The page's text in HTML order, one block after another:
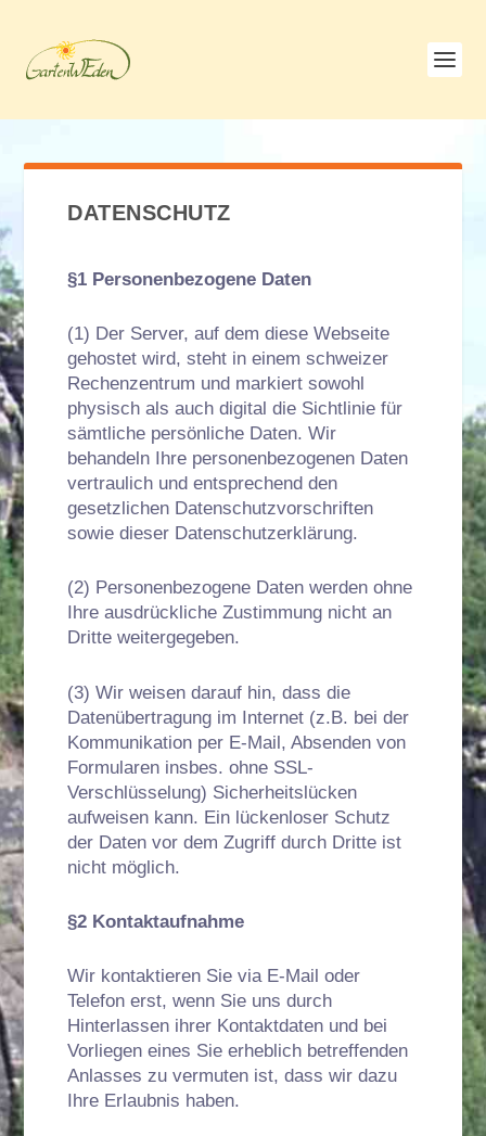
DATENSCHUTZ
§1 Personenbezogene Daten
(1) Der Server, auf dem diese Webseite
gehostet wird, steht in einem schweizer
Rechenzentrum und markiert sowohl
physisch als auch digital die Sichtlinie für
sämtliche persönliche Daten. Wir
behandeln Ihre personenbezogenen Daten
vertraulich und entsprechend den
gesetzlichen Datenschutzvorschriften
sowie dieser Datenschutzerklärung.
(2) Personenbezogene Daten werden ohne
Ihre ausdrückliche Zustimmung nicht an
Dritte weitergegeben.
(3) Wir weisen darauf hin, dass die
Datenübertragung im Internet (z.B. bei der
Kommunikation per E-Mail, Absenden von
Formularen insbes. ohne SSL-
Verschlüsselung) Sicherheitslücken
aufweisen kann. Ein lückenloser Schutz
der Daten vor dem Zugriff durch Dritte ist
nicht möglich.
§2 Kontaktaufnahme
Wir kontaktieren Sie via E-Mail oder
Telefon erst, wenn Sie uns durch
Hinterlassen ihrer Kontaktdaten und bei
Vorliegen eines Sie erheblich betreffenden
Anlasses zu vermuten ist, dass wir dazu
Ihre Erlaubnis haben.